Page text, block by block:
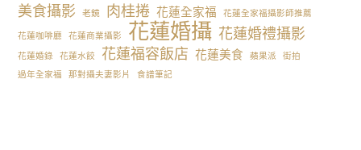
美食攝影 老鏡 肉桂捲 花蓮全家福 花蓮全家福攝影師推薦
花蓮咖啡廳 花蓮商業攝影 花蓮婚攝 花蓮婚禮攝影
花蓮婚錄 花蓮水餃 花蓮福容飯店 花蓮美食 蘋果派
街拍
過年全家福
那對攝夫妻影片 食譜筆記